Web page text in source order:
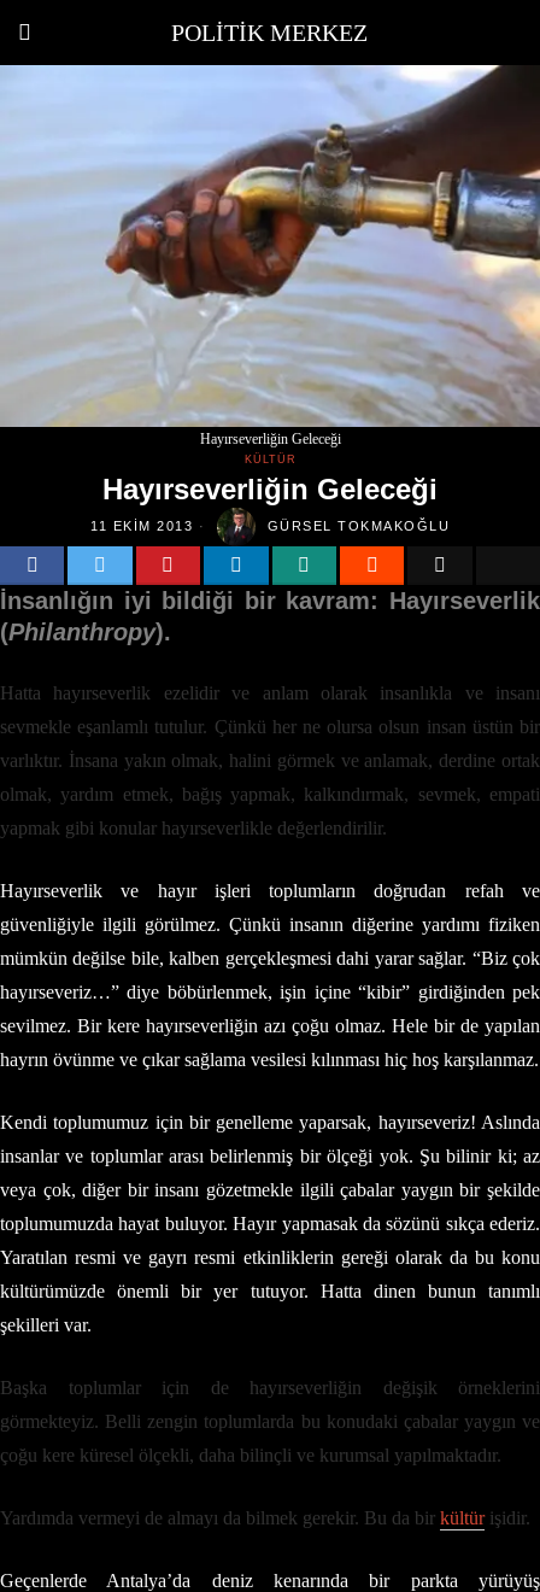
POLITIK MERKEZ
Hayırseverliğin Geleceği
KÜLTÜR
Hayırseverliğin Geleceği
11 EKIM 2013 GÜRSEL TOKMAKOĞLU
İnsanlığın iyi bildiği bir kavram: Hayırseverlik
(Philanthropy).
Hatta hayırseverlik ezelidir ve anlam olarak insanlıkla ve insanı
sevmekle eşanlamlı tutulur. Çünkü her ne olursa olsun insan üstün bir
varlıktır. İnsana yakın olmak, halini görmek ve anlamak, derdine ortak
olmak, yardım etmek, bağış yapmak, kalkındırmak, sevmek, empati
yapmak gibi konular hayırseverlikle değerlendirilir.
Hayırseverlik ve hayır işleri toplumların doğrudan refah ve
güvenliğiyle ilgili görülmez. Çünkü insanın diğerine yardımı fiziken
mümkün değilse bile, kalben gerçekleşmesi dahi yarar sağlar. “Biz çok
hayırseveriz…” diye böbürlenmek, işin içine “kibir” girdiğinden pek
sevilmez. Bir kere hayırseverliğin azı çoğu olmaz. Hele bir de yapılan
hayrın övünme ve çıkar sağlama vesilesi kılınması hiç hoş karşılanmaz.
Kendi toplumumuz için bir genelleme yaparsak, hayırseveriz! Aslında
insanlar ve toplumlar arası belirlenmiş bir ölçeği yok. Şu bilinir ki; az
veya çok, diğer bir insanı gözetmekle ilgili çabalar yaygın bir şekilde
toplumumuzda hayat buluyor. Hayır yapmasak da sözünü sıkça ederiz.
Yaratılan resmi ve gayrı resmi etkinliklerin gereği olarak da bu konu
kültürümüzde önemli bir yer tutuyor. Hatta dinen bunun tanımlı
şekilleri var.
Başka toplumlar için de hayırseverliğin değişik örneklerini
görmekteyiz. Belli zengin toplumlarda bu konudaki çabalar yaygın ve
çoğu kere küresel ölçekli, daha bilinçli ve kurumsal yapılmaktadır.
Yardımda vermeyi de almayı da bilmek gerekir. Bu da bir kültürişidir.
Geçenlerde Antalya’da deniz kenarında bir parkta yürüyüş